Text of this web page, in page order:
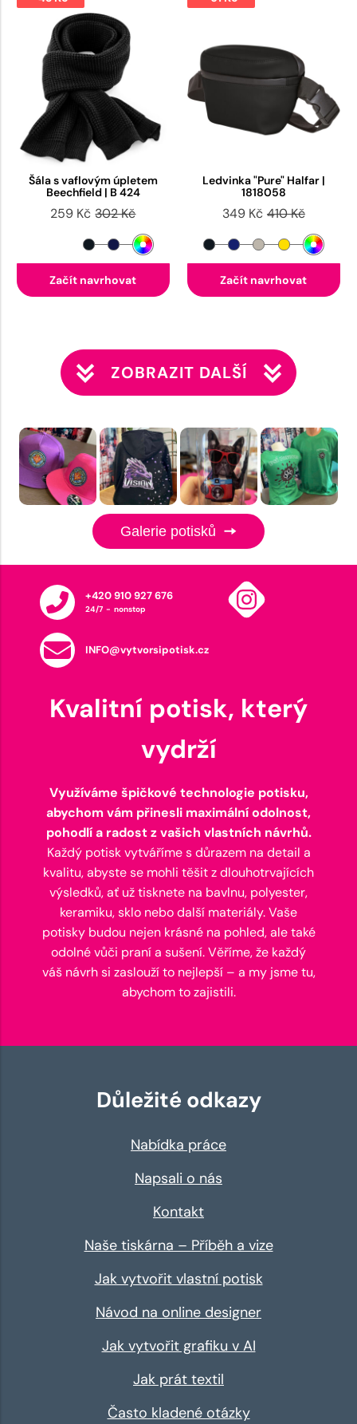
Šála s vaflovým úpletem
Beechfield | B 424
259 Kč 302 Kč
Začít navrhovat
Ledvinka "Pure" Halfar |
1818058
349 Kč 410 Kč
Začít navrhovat
ZOBRAZIT DALŠÍ
Galerie potisků
+420 910 927 676
24/7 - nonstop
INFO@vytvorsipotisk.cz
Kvalitní potisk, který
vydrží
Využíváme špičkové technologie potisku,
abychom vám přinesli maximální odolnost,
pohodlí a radost z vašich vlastních návrhů.
Každý potisk vytváříme s důrazem na detail a
kvalitu, abyste se mohli těšit z dlouhotrvajících
výsledků, ať už tisknete na bavlnu, polyester,
keramiku, sklo nebo další materiály. Vaše
potisky budou nejen krásné na pohled, ale také
odolné vůči praní a sušení. Věříme, že každý
váš návrh si zaslouží to nejlepší – a my jsme tu,
abychom to zajistili.
Důležité odkazy
Nabídka práce
Napsali o nás
Kontakt
Naše tiskárna – Příběh a vize
Jak vytvořit vlastní potisk
Návod na online designer
Jak vytvořit grafiku v AI
Jak prát textil
Často kladené otázky